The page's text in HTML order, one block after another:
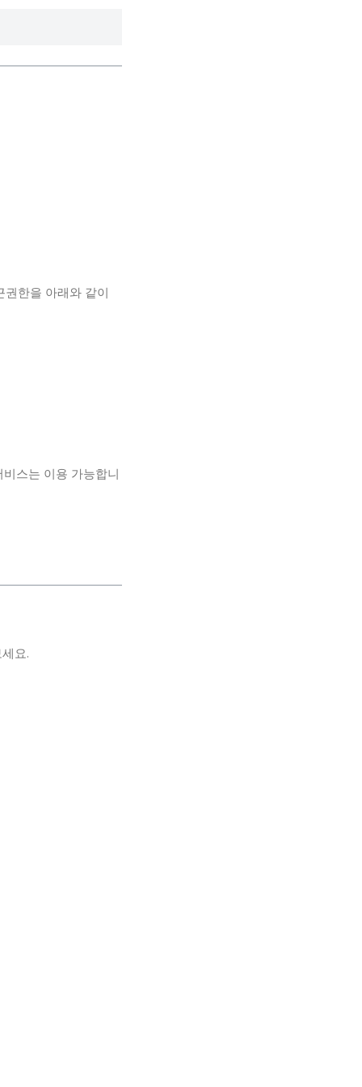
한을 아래와 같이
스는 이용 가능합니
요.